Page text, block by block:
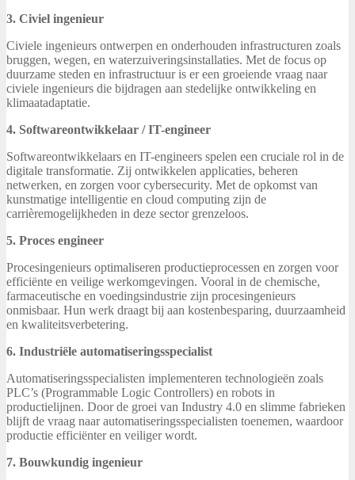
3. Civiel ingenieur
Civiele ingenieurs ontwerpen en onderhouden infrastructuren zoals
bruggen, wegen, en waterzuiveringsinstallaties. Met de focus op
duurzame steden en infrastructuur is er een groeiende vraag naar
civiele ingenieurs die bijdragen aan stedelijke ontwikkeling en
klimaatadaptatie.
4. Softwareontwikkelaar / IT-engineer
Softwareontwikkelaars en IT-engineers spelen een cruciale rol in de
digitale transformatie. Zij ontwikkelen applicaties, beheren
netwerken, en zorgen voor cybersecurity. Met de opkomst van
kunstmatige intelligentie en cloud computing zijn de
carrièremogelijkheden in deze sector grenzeloos.
5. Proces engineer
Procesingenieurs optimaliseren productieprocessen en zorgen voor
efficiënte en veilige werkomgevingen. Vooral in de chemische,
farmaceutische en voedingsindustrie zijn procesingenieurs
onmisbaar. Hun werk draagt bij aan kostenbesparing, duurzaamheid
en kwaliteitsverbetering.
6. Industriële automatiseringsspecialist
Automatiseringsspecialisten implementeren technologieën zoals
PLC’s (Programmable Logic Controllers) en robots in
productielijnen. Door de groei van Industry 4.0 en slimme fabrieken
blijft de vraag naar automatiseringsspecialisten toenemen, waardoor
productie efficiënter en veiliger wordt.
7. Bouwkundig ingenieur